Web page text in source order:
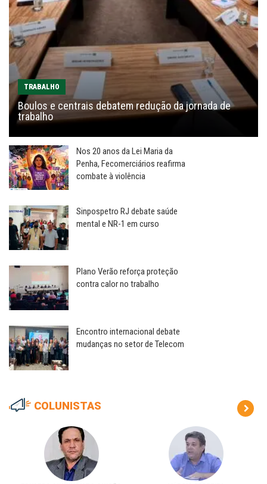
TRABALHO
Boulos e centrais debatem redução da jornada de
trabalho
Nos 20 anos da Lei Maria da
Penha, Fecomerciários reafirma
combate à violência
Sinpospetro RJ debate saúde
mental e NR-1 em curso
Plano Verão reforça proteção
contra calor no trabalho
Encontro internacional debate
mudanças no setor de Telecom
COLUNISTAS